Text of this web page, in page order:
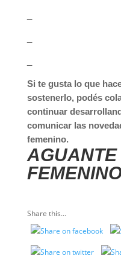
Si te gusta lo que
sostenerlo, podés
continuar
comunicar las
femenino.
AGUANTE
Share this...